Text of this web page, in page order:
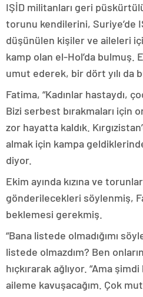
IŞİD militanları geri
torunu kendilerini, Suriye’de
düşünülen kişiler ve aileleri
kamp olan el-Hol’da bulmuş.
umut ederek, bir dört yılı da
Fatima, “Kadınlar hastaydı,
Bizi serbest bırakmaları için
zor hayatta kaldık.
almak için kampa
diyor.
Ekim ayında kızına ve
gönderilecekleri söylenmiş,
beklemesi gerekmiş.
“Bana listede olmadığımı
listede olmazdım? Ben
hıçkırarak ağlıyor. “Ama
aileme kavuşacağım. Çok